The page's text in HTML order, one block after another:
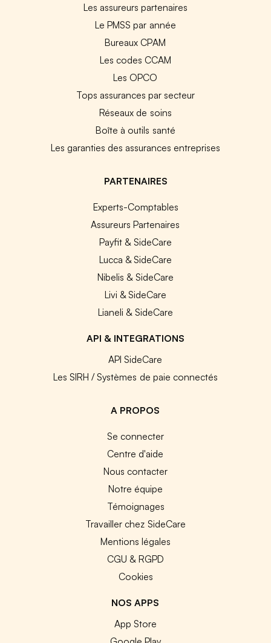
Les assureurs partenaires
Le PMSS par année
Bureaux CPAM
Les codes CCAM
Les OPCO
Tops assurances par secteur
Réseaux de soins
Boîte à outils santé
Les garanties des assurances entreprises
PARTENAIRES
Experts-Comptables
Assureurs Partenaires
Payfit & SideCare
Lucca & SideCare
Nibelis & SideCare
Livi & SideCare
Lianeli & SideCare
API & INTEGRATIONS
API SideCare
Les SIRH / Systèmes de paie connectés
A PROPOS
Se connecter
Centre d'aide
Nous contacter
Notre équipe
Témoignages
Travailler chez SideCare
Mentions légales
CGU & RGPD
Cookies
NOS APPS
App Store